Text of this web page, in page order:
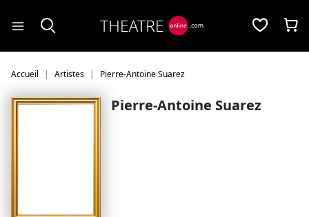
Accueil Artistes Pierre-Antoine Suarez
Pierre-Antoine Suarez